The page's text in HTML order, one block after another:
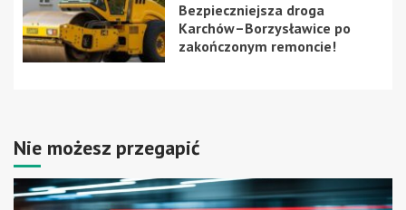
Bezpieczniejsza droga
Karchów–Borzysławice po
zakończonym remoncie!
Nie możesz przegapić